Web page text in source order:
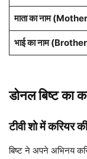
माता का नाम (
भाई का नाम (Brother
डोनल बिष्ट का
टीवी शो में करियर
बिष्ट ने अपने अभिनय